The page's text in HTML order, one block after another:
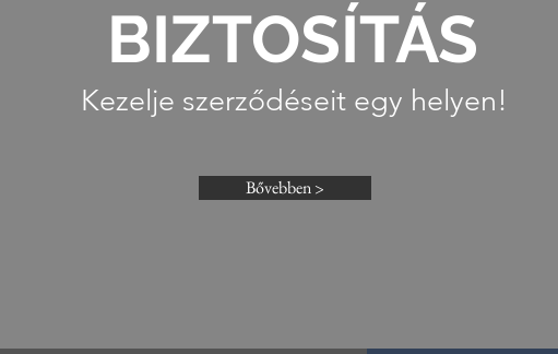
BIZTOSÍTÁS
Kezelje szerződéseit egy helyen!
Bővebben >